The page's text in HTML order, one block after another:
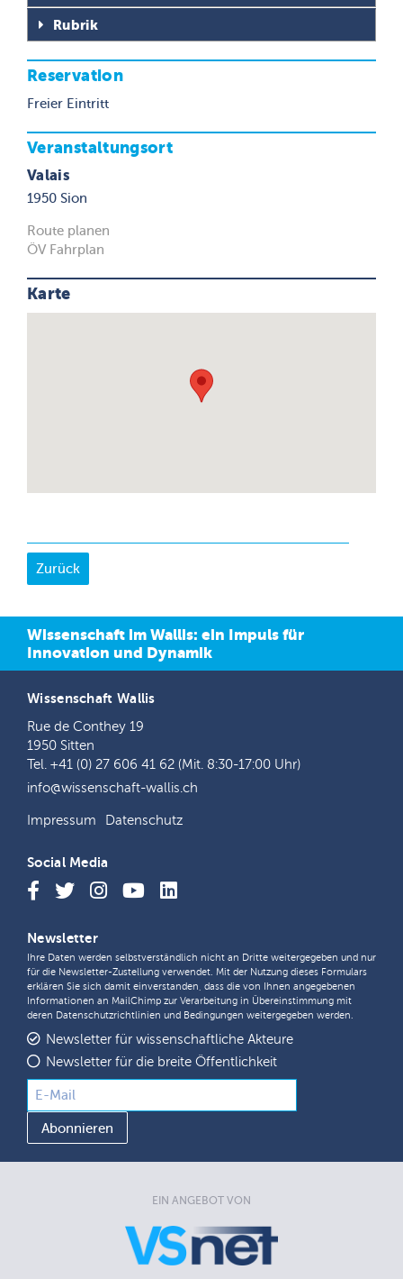
Rubrik
Reservation
Freier Eintritt
Veranstaltungsort
Valais
1950 Sion
Route planen
ÖV Fahrplan
Karte
Wissenschaft im Wallis: ein Impuls für
Innovation und Dynamik
Wissenschaft Wallis
Rue de Conthey 19
1950 Sitten
Tel. +41 (0) 27 606 41 62 (Mit. 8:30-17:00 Uhr)
info@wissenschaft-wallis.ch
Impressum Datenschutz
Social Media
Newsletter
Ihre Daten werden selbstverständlich nicht an Dritte weitergegeben und nur
für die Newsletter-Zustellung verwendet. Mit der Nutzung dieses Formulars
erklären Sie sich damit einverstanden, dass die von Ihnen angegebenen
Informationen an MailChimp zur Verarbeitung in Übereinstimmung mit
deren Datenschutzrichtlinien und Bedingungen weitergegeben werden.
Newsletter für wissenschaftliche Akteure
Newsletter für die breite Öffentlichkeit
EIN ANGEBOT VON